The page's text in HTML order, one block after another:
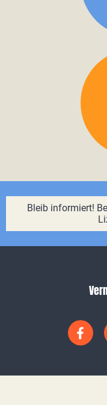
Bleib informiert!